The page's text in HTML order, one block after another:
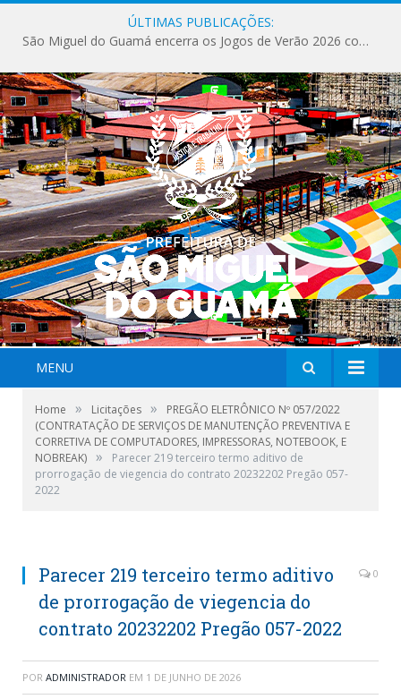
ÚLTIMAS PUBLICAÇÕES:
São Miguel do Guamá encerra os Jogos de Verão 2026 com sucesso de público e competições.
MENU
Home » Licitações »
PREGÃO ELETRÔNICO Nº 057/2022
(CONTRATAÇÃO DE SERVIÇOS DE MANUTENÇÃO PREVENTIVA E
CORRETIVA DE COMPUTADORES, IMPRESSORAS, NOTEBOOK, E
NOBREAK) »
Parecer 219 terceiro termo aditivo de
prorrogação de viegencia do contrato 20232202 Pregão 057-
2022
Parecer 219 terceiro termo aditivo
de prorrogação de viegencia do
contrato 20232202 Pregão 057-2022
0
POR ADMINISTRADOR EM 1 DE JUNHO DE 2026